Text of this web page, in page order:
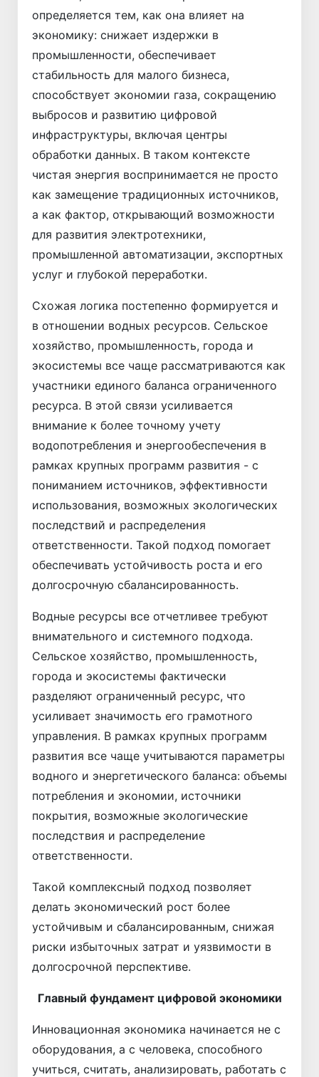
определяется тем, как она влияет на
экономику: снижает издержки в
промышленности, обеспечивает
стабильность для малого бизнеса,
способствует экономии газа, сокращению
выбросов и развитию цифровой
инфраструктуры, включая центры
обработки данных. В таком контексте
чистая энергия воспринимается не просто
как замещение традиционных источников,
а как фактор, открывающий возможности
для развития электротехники,
промышленной автоматизации, экспортных
услуг и глубокой переработки.
Схожая логика постепенно формируется и
в отношении водных ресурсов. Сельское
хозяйство, промышленность, города и
экосистемы все чаще рассматриваются как
участники единого баланса ограниченного
ресурса. В этой связи усиливается
внимание к более точному учету
водопотребления и энергообеспечения в
рамках крупных программ развития - с
пониманием источников, эффективности
использования, возможных экологических
последствий и распределения
ответственности. Такой подход помогает
обеспечивать устойчивость роста и его
долгосрочную сбалансированность.
Водные ресурсы все отчетливее требуют
внимательного и системного подхода.
Сельское хозяйство, промышленность,
города и экосистемы фактически
разделяют ограниченный ресурс, что
усиливает значимость его грамотного
управления. В рамках крупных программ
развития все чаще учитываются параметры
водного и энергетического баланса: объемы
потребления и экономии, источники
покрытия, возможные экологические
последствия и распределение
ответственности.
Такой комплексный подход позволяет
делать экономический рост более
устойчивым и сбалансированным, снижая
риски избыточных затрат и уязвимости в
долгосрочной перспективе.
Главный фундамент цифровой экономики
Инновационная экономика начинается не с
оборудования, а с человека, способного
учиться, считать, анализировать, работать с